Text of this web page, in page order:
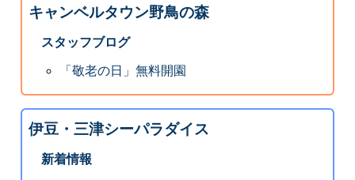
キャンベルタウン野鳥の森
スタッフブログ
「敬老の日」無料開園
伊豆・三津シーパラダイス
新着情報